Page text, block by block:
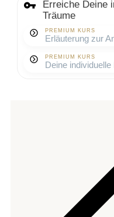
Erreiche Deine
Träume
PREMIUM KURS
Erläuterung zur
PREMIUM KURS
Deine